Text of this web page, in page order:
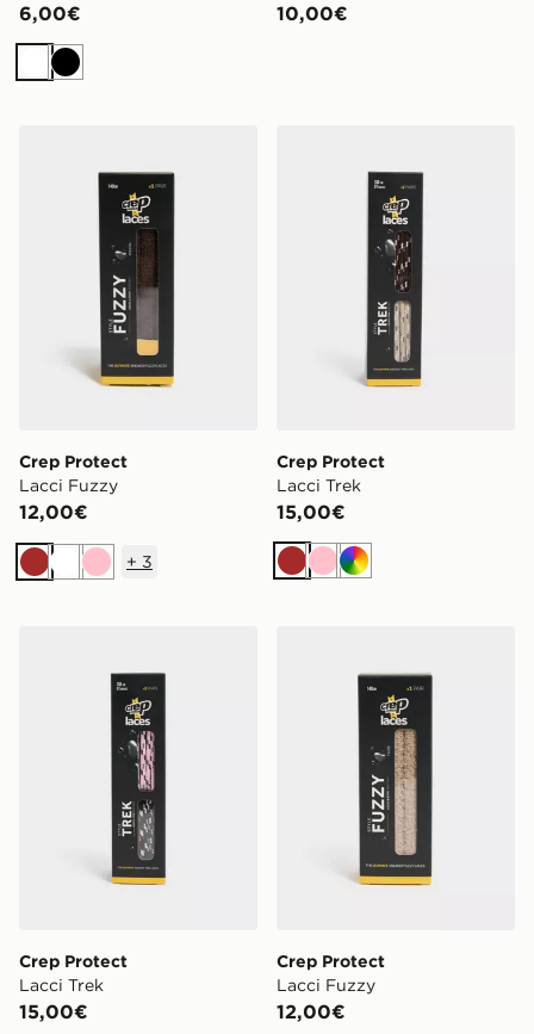
6,00€
Bianco
Nero
10,00€
Crep Protect
Lacci Fuzzy
12,00€
Marrone
Bianco
Rosa
+ 3
Crep Protect
Lacci Trek
15,00€
Marrone
RosaMulticolor
Crep Protect
Lacci Trek
15,00€
Crep Protect
Lacci Fuzzy
12,00€